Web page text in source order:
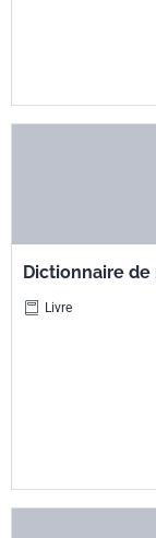
Dictionnaire
Livre